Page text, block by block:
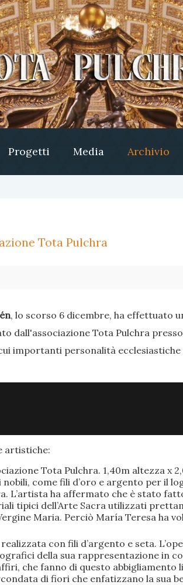
Progetti Media Archivio
Tota Pulchra
, lo scorso 6 dicembre, ha effettuato
dall'associazione Tota Pulchra
importanti personalità ecclesiastiche
artistiche:
Tota Pulchra. 1,40m altezza x
come fili d’oro e argento per il
L’artista ha affermato che è stato
tipici dell’Arte Sacra utilizzati
Maria. Perciò María Teresa ha
con fili d’argento e seta.
della sua rappresentazione in
che fanno di questo
di fiori che enfatizzano la sua